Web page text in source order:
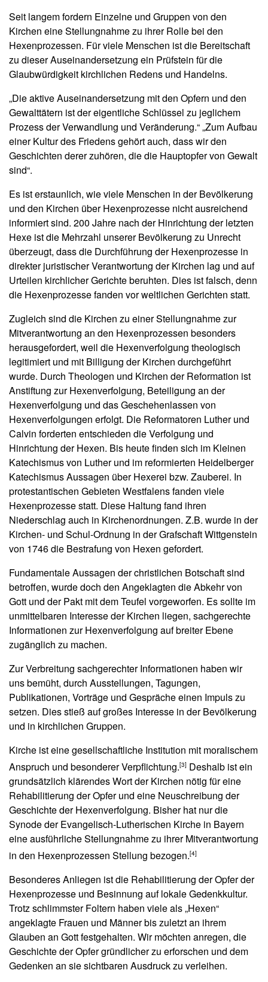
Seit langem fordern Einzelne und Gruppen von den
Kirchen eine Stellungnahme zu ihrer Rolle bei den
Hexenprozessen. Für viele Menschen ist die Bereitschaft
zu dieser Auseinandersetzung ein Prüfstein für die
Glaubwürdigkeit kirchlichen Redens und Handelns.
„Die aktive Auseinandersetzung mit den Opfern und den
Gewalttätern ist der eigentliche Schlüssel zu jeglichem
Prozess der Verwandlung und Veränderung.“ „Zum Aufbau
einer Kultur des Friedens gehört auch, dass wir den
Geschichten derer zuhören, die die Hauptopfer von Gewalt
sind“.
Es ist erstaunlich, wie viele Menschen in der Bevölkerung
und den Kirchen über Hexenprozesse nicht ausreichend
informiert sind. 200 Jahre nach der Hinrichtung der letzten
Hexe ist die Mehrzahl unserer Bevölkerung zu Unrecht
überzeugt, dass die Durchführung der Hexenprozesse in
direkter juristischer Verantwortung der Kirchen lag und auf
Urteilen kirchlicher Gerichte beruhten. Dies ist falsch, denn
die Hexenprozesse fanden vor weltlichen Gerichten statt.
Zugleich sind die Kirchen zu einer Stellungnahme zur
Mitverantwortung an den Hexenprozessen besonders
herausgefordert, weil die Hexenverfolgung theologisch
legitimiert und mit Billigung der Kirchen durchgeführt
wurde. Durch Theologen und Kirchen der Reformation ist
Anstiftung zur Hexenverfolgung, Beteiligung an der
Hexenverfolgung und das Geschehenlassen von
Hexenverfolgungen erfolgt. Die Reformatoren Luther und
Calvin forderten entschieden die Verfolgung und
Hinrichtung der Hexen. Bis heute finden sich im Kleinen
Katechismus von Luther und im reformierten Heidelberger
Katechismus Aussagen über Hexerei bzw. Zauberei. In
protestantischen Gebieten Westfalens fanden viele
Hexenprozesse statt. Diese Haltung fand ihren
Niederschlag auch in Kirchenordnungen. Z.B. wurde in der
Kirchen- und Schul-Ordnung in der Grafschaft Wittgenstein
von 1746 die Bestrafung von Hexen gefordert.
Fundamentale Aussagen der christlichen Botschaft sind
betroffen, wurde doch den Angeklagten die Abkehr von
Gott und der Pakt mit dem Teufel vorgeworfen. Es sollte im
unmittelbaren Interesse der Kirchen liegen, sachgerechte
Informationen zur Hexenverfolgung auf breiter Ebene
zugänglich zu machen.
Zur Verbreitung sachgerechter Informationen haben wir
uns bemüht, durch Ausstellungen, Tagungen,
Publikationen, Vorträge und Gespräche einen Impuls zu
setzen. Dies stieß auf großes Interesse in der Bevölkerung
und in kirchlichen Gruppen.
Kirche ist eine gesellschaftliche Institution mit moralischem
Anspruch und besonderer Verpflichtung.[3] Deshalb ist ein
grundsätzlich klärendes Wort der Kirchen nötig für eine
Rehabilitierung der Opfer und eine Neuschreibung der
Geschichte der Hexenverfolgung. Bisher hat nur die
Synode der Evangelisch-Lutherischen Kirche in Bayern
eine ausführliche Stellungnahme zu ihrer Mitverantwortung
in den Hexenprozessen Stellung bezogen.[4]
Besonderes Anliegen ist die Rehabilitierung der Opfer der
Hexenprozesse und Besinnung auf lokale Gedenkkultur.
Trotz schlimmster Foltern haben viele als „Hexen“
angeklagte Frauen und Männer bis zuletzt an ihrem
Glauben an Gott festgehalten. Wir möchten anregen, die
Geschichte der Opfer gründlicher zu erforschen und dem
Gedenken an sie sichtbaren Ausdruck zu verleihen.